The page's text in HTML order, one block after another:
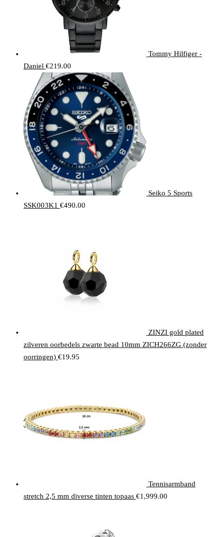
Tommy Hilfiger -
Daniel €219.00
Seiko 5 Sports
SSK003K1 €490.00
ZINZI gold plated
zilveren oorbedels zwarte bead 10mm ZICH266ZG (zonder
oorringen) €19.95
Tennisarmband
stretch 2,5 mm diverse tinten topaas €1,999.00